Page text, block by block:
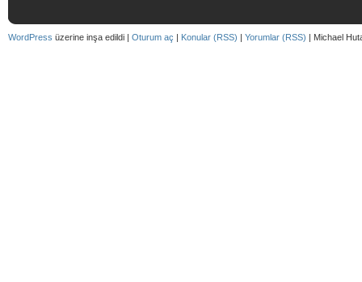
WordPress üzerine inşa edildi | Oturum aç | Konular (RSS) | Yorumlar (RSS) | Michael